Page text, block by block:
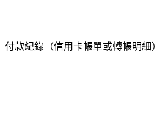
付款紀錄（信用卡帳單或轉帳明細）